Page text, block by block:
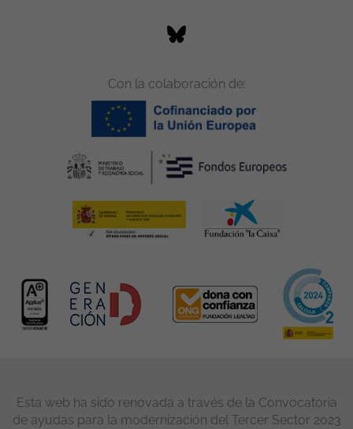
Con la colaboración de:
Esta web ha sido renovada a través de la Convocatoria
de ayudas para la modernización del Tercer Sector 2023